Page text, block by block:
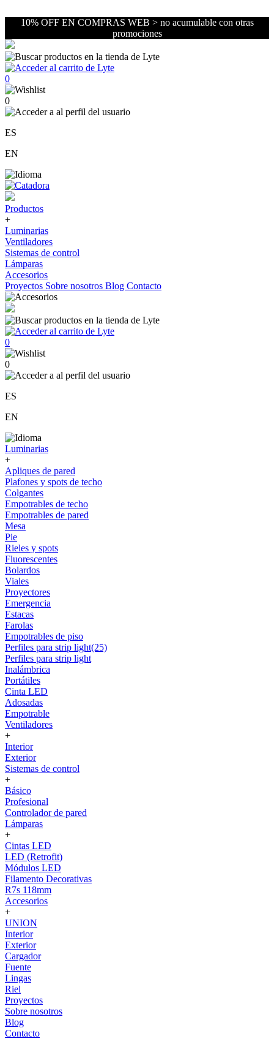
10% OFF EN COMPRAS WEB > no acumulable con otras
promociones
0
0
ES
EN
Productos
+
Luminarias
Ventiladores
Sistemas de control
Lámparas
Accesorios
Proyectos Sobre nosotros Blog Contacto
0
0
ES
EN
Luminarias
+
Apliques de pared
Plafones y spots de techo
Colgantes
Empotrables de techo
Empotrables de pared
Mesa
Pie
Rieles y spots
Fluorescentes
Bolardos
Viales
Proyectores
Emergencia
Estacas
Farolas
Empotrables de piso
Perfiles para strip light(25)
Perfiles para strip light
Inalámbrica
Portátiles
Cinta LED
Adosadas
Empotrable
Ventiladores
+
Interior
Exterior
Sistemas de control
+
Básico
Profesional
Controlador de pared
Lámparas
+
Cintas LED
LED (Retrofit)
Módulos LED
Filamento Decorativas
R7s 118mm
Accesorios
+
UNION
Interior
Exterior
Cargador
Fuente
Lingas
Riel
Proyectos
Sobre nosotros
Blog
Contacto